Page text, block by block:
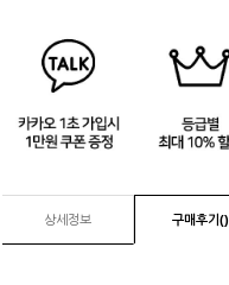
상세정보 구매후기()